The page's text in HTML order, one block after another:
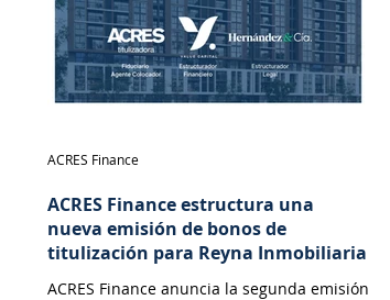
ACRES Finance estructura una
nueva emisión de bonos de
titulización para Reyna Inmobiliaria
ACRES Finance anuncia la segunda emisión
ACRES Finance